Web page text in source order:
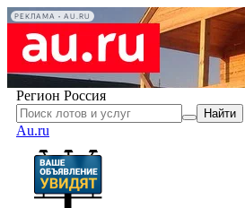
РЕКЛАМА • AU.RU
Регион Россия
Найти
Au.ru